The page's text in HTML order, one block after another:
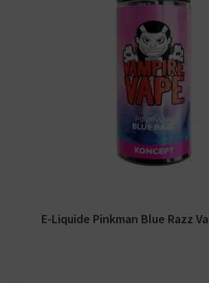
Arômes : baies rouges
bleue, fraicheur. E-liquide
E-Liquide Pinkman Blue Razz